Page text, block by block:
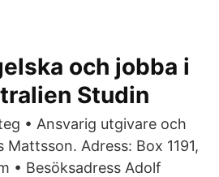
och jobba i
Studin
• Ansvarig utgivare och
Adress: Box 1191,
• Besöksadress Adolf